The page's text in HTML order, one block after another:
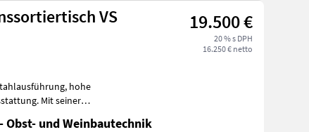
VS
19.500 €
20 % s DPH
16.250 € netto
hohe
Mit seiner
Obst- und Weinbautechnik